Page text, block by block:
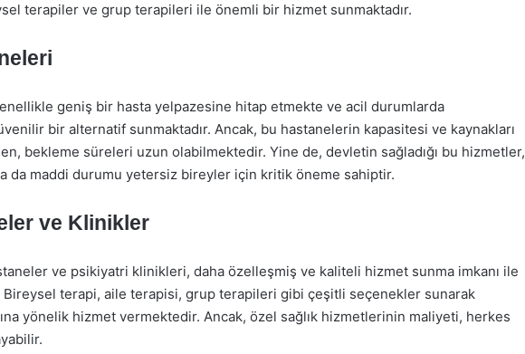
terapiler ve grup terapileri ile önemli bir hizmet sunmaktadır.
geniş bir hasta yelpazesine hitap etmekte ve acil durumlarda
bir alternatif sunmaktadır. Ancak, bu hastanelerin kapasitesi ve kaynakları
bekleme süreleri uzun olabilmektedir. Yine de, devletin sağladığı bu hizmetler,
da maddi durumu yetersiz bireyler için kritik öneme sahiptir.
ve Klinikler
ve psikiyatri klinikleri, daha özelleşmiş ve kaliteli hizmet sunma imkanı ile
terapi, aile terapisi, grup terapileri gibi çeşitli seçenekler sunarak
yönelik hizmet vermektedir. Ancak, özel sağlık hizmetlerinin maliyeti, herkes